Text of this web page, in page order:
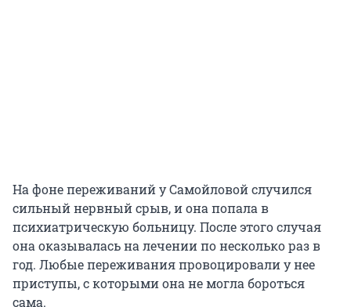
На фоне переживаний у Самойловой случился
сильный нервный срыв, и она попала в
психиатрическую больницу. После этого случая
она оказывалась на лечении по несколько раз в
год. Любые переживания провоцировали у нее
приступы, с которыми она не могла бороться
сама.